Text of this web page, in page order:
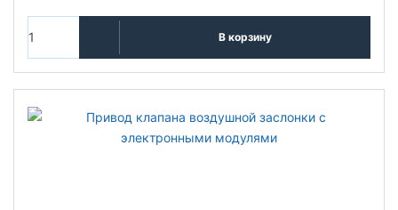
В корзину